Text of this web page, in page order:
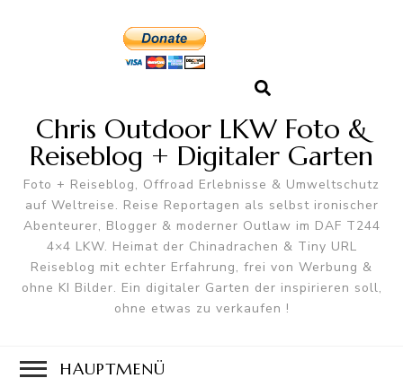
Chris Outdoor LKW Foto &
Reiseblog + Digitaler Garten
Foto + Reiseblog, Offroad Erlebnisse & Umweltschutz
auf Weltreise. Reise Reportagen als selbst ironischer
Abenteurer, Blogger & moderner Outlaw im DAF T244
4×4 LKW. Heimat der Chinadrachen & Tiny URL
Reiseblog mit echter Erfahrung, frei von Werbung &
ohne KI Bilder. Ein digitaler Garten der inspirieren soll,
ohne etwas zu verkaufen !
HAUPTMENÜ